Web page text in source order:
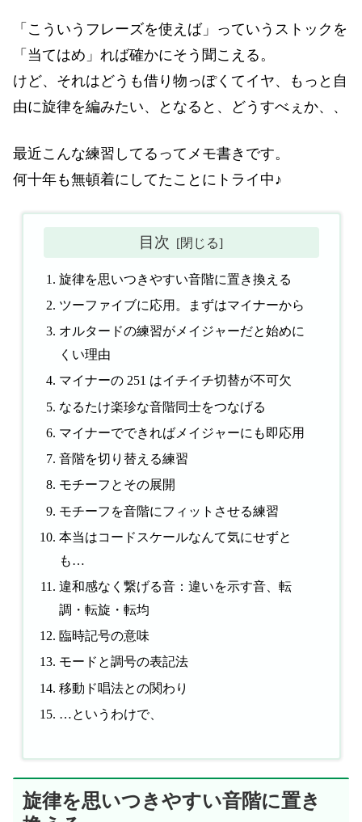
「こういうフレーズを使えば」っていうストックを
「当てはめ」れば確かにそう聞こえる。
けど、それはどうも借り物っぽくてイヤ、もっと自
由に旋律を編みたい、となると、どうすべぇか、、
最近こんな練習してるってメモ書きです。
何十年も無頓着にしてたことにトライ中♪
目次
旋律を思いつきやすい音階に置き換える
ツーファイブに応用。まずはマイナーから
オルタードの練習がメイジャーだと始めに
くい理由
マイナーの 251 はイチイチ切替が不可欠
なるたけ楽珍な音階同士をつなげる
マイナーでできればメイジャーにも即応用
音階を切り替える練習
モチーフとその展開
モチーフを音階にフィットさせる練習
本当はコードスケールなんて気にせずと
も…
違和感なく繋げる音：違いを示す音、転
調・転旋・転均
臨時記号の意味
モードと調号の表記法
移動ド唱法との関わり
…というわけで、
旋律を思いつきやすい音階に置き